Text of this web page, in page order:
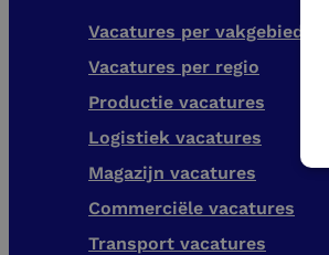
Vacatures per vakgebied
Vacatures per regio
Productie vacatures
Logistiek vacatures
Magazijn vacatures
Commerciële vacatures
Transport vacatures